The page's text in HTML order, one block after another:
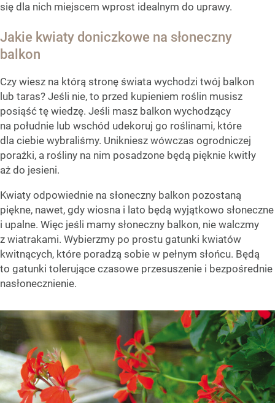
się dla nich miejscem wprost idealnym do uprawy.
Jakie kwiaty doniczkowe na słoneczny
balkon
Czy wiesz na którą stronę świata wychodzi twój balkon
lub taras? Jeśli nie, to przed kupieniem roślin musisz
posiąść tę wiedzę. Jeśli masz balkon wychodzący
na południe lub wschód udekoruj go roślinami, które
dla ciebie wybraliśmy. Unikniesz wówczas ogrodniczej
porażki, a rośliny na nim posadzone będą pięknie kwitły
aż do jesieni.
Kwiaty odpowiednie na słoneczny balkon pozostaną
piękne, nawet, gdy wiosna i lato będą wyjątkowo słoneczne
i upalne. Więc jeśli mamy słoneczny balkon, nie walczmy
z wiatrakami. Wybierzmy po prostu gatunki kwiatów
kwitnących, które poradzą sobie w pełnym słońcu. Będą
to gatunki tolerujące czasowe przesuszenie i bezpośrednie
nasłonecznienie.